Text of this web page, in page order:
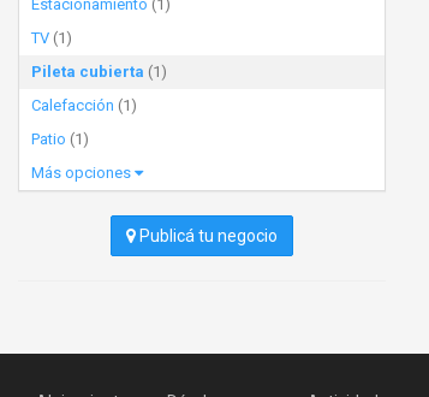
Estacionamiento (1)
TV (1)
Pileta cubierta (1)
Calefacción (1)
Patio (1)
Más opciones
Publicá tu negocio